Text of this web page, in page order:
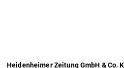
Heidenheimer Zeitung GmbH & Co.